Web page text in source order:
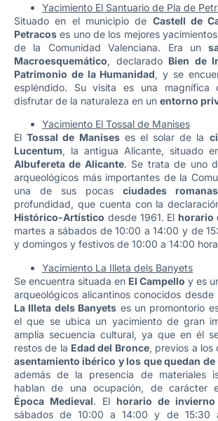
Yacimiento El Santuario de Pla de
Situado en el municipio de Castell de
Petracos es uno de los mejores
de la Comunidad Valenciana. Era un
Macroesquemático, declarado Bien de
Patrimonio de la Humanidad, y se
espléndido. Su visita es una magnífica
disfrutar de la naturaleza en un entorno
Yacimiento El Tossal de Manises
ElTossal de Maniseses el solar de la
Lucentum, la antigua Alicante, situado
Albufereta de Alicante. Se trata de uno
arqueológicos más importantes de la
una de sus pocas ciudades romanas
profundidad, que cuenta con la
Histórico-Artístico desde 1961. El horario
martes a sábados de 10:00 a 14:00 y de
y domingos y festivos de 10:00 a 14:00
Yacimiento La Illeta dels Banyets
Se encuentra situada en El Campello y es
arqueológicos alicantinos conocidos desde
La Illeta dels Banyets es un promontorio
el que se ubica un yacimiento de gran
amplia secuencia cultural, ya que en él
restos de la Edad del Bronce, previos a los
asentamiento ibérico y los que quedan
además de la presencia de materiales
hablan de una ocupación, de carácter
Época Medieval. El horario de invierno
sábados de 10:00 a 14:00 y de 15:30